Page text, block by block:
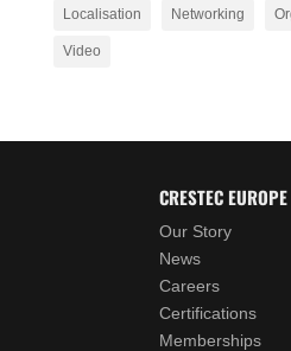
Localisation Networking
Video
CRESTEC
Our Story
News
Careers
Certifications
Memberships